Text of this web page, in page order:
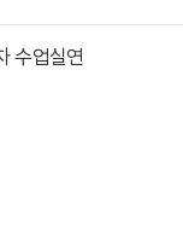
수업실연